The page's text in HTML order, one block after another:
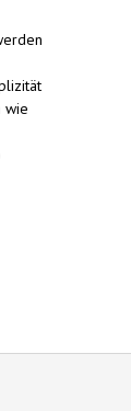
wie